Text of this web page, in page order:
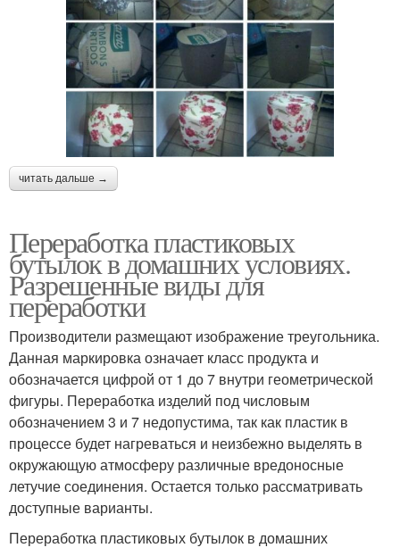
читать дальше →
Переработка пластиковых
бутылок в домашних условиях.
Разрешенные виды для
переработки
Производители размещают изображение треугольника.
Данная маркировка означает класс продукта и
обозначается цифрой от 1 до 7 внутри геометрической
фигуры. Переработка изделий под числовым
обозначением 3 и 7 недопустима, так как пластик в
процессе будет нагреваться и неизбежно выделять в
окружающую атмосферу различные вредоносные
летучие соединения. Остается только рассматривать
доступные варианты.
Переработка пластиковых бутылок в домашних